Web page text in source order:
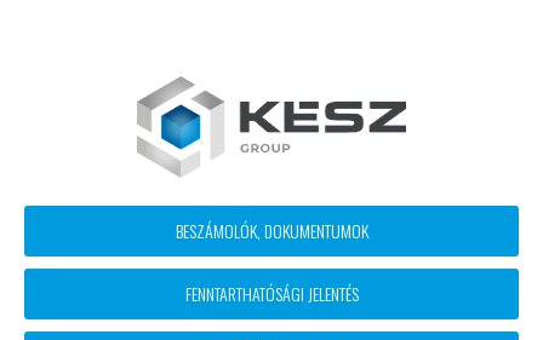
block
menü
BESZÁMOLÓK, DOKUMENTUMOK
FENNTARTHATÓSÁGI JELENTÉS